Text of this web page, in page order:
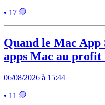
• 17
Quand le Mac App
apps Mac au profit
06/08/2026 à 15:44
• 11